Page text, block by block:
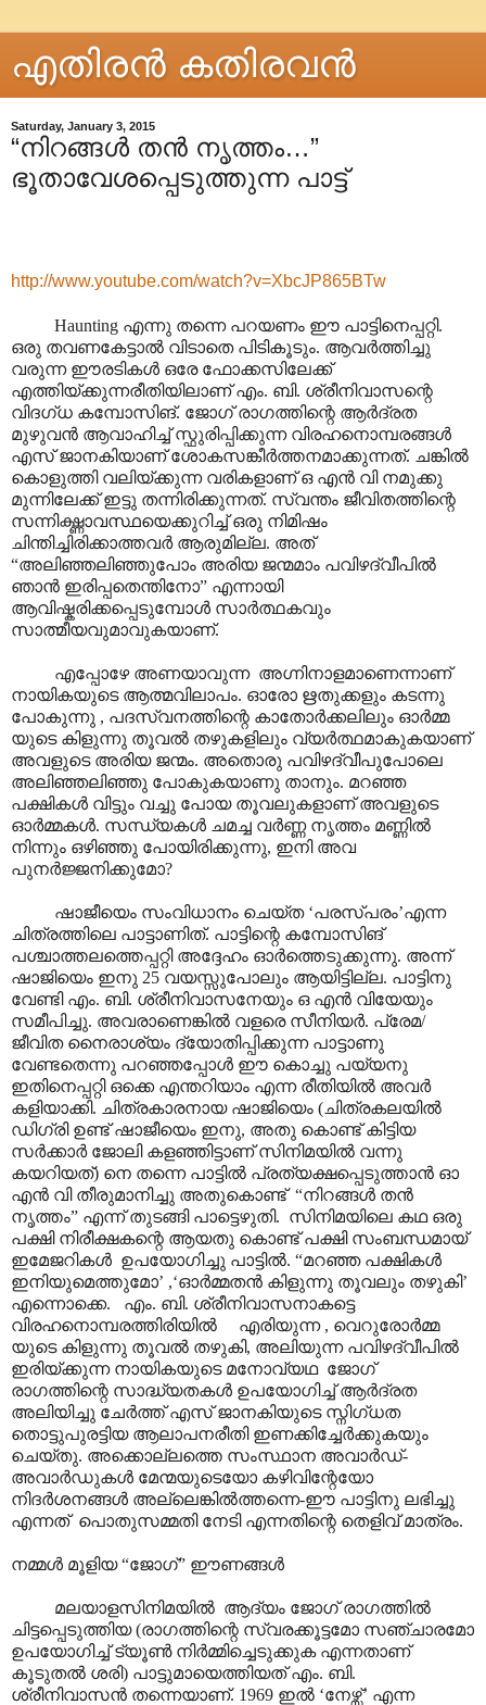
എതിരന്‍ കതിരവന്‍
Saturday, January 3, 2015
“നിറങ്ങൾ തൻ നൃത്തം…”
ഭൂതാവേശപ്പെടുത്തുന്ന പാട്ട്
http://www.youtube.com/watch?v=XbcJP865BTw
Haunting എന്നു തന്നെ പറയണം ഈ പാട്ടിനെപ്പറ്റി.
ഒരു തവണകേട്ടാൽ വിടാതെ പിടികൂടും. ആവർത്തിച്ചു
വരുന്ന ഈരടികൾ ഒരേ ഫോക്കസിലേക്ക്
എത്തിയ്ക്കുന്നരീതിയിലാണ് എം. ബി. ശ്രീനിവാസന്റെ
വിദഗ്ധ കമ്പോസിങ്. ജോഗ് രാഗത്തിന്റെ ആർദ്രത
മുഴുവൻ ആവാഹിച്ച് സ്ഫുരിപ്പിക്കുന്ന വിരഹനൊമ്പരങ്ങൾ
എസ് ജാനകിയാണ് ശോകസങ്കീർത്തനമാക്കുന്നത്. ചങ്കിൽ
കൊളുത്തി വലിയ്ക്കുന്ന വരികളാണ് ഒ എൻ വി നമുക്കു
മുന്നിലേക്ക് ഇട്ടു തന്നിരിക്കുന്നത്. സ്വന്തം ജീവിതത്തിന്റെ
സന്നിഗ്ദ്ധാവസ്ഥയെക്കുറിച്ച് ഒരു നിമിഷം
ചിന്തിച്ചിരിക്കാത്തവർ ആരുമില്ല. അത്
“അലിഞ്ഞലിഞ്ഞുപോം അരിയ ജന്മമാം പവിഴദ്വീപിൽ
ഞാൻ ഇരിപ്പതെന്തിനോ” എന്നായി
ആവിഷ്കരിക്കപ്പെടുമ്പോൾ സാർത്ഥകവും
സാത്മീയവുമാവുകയാണ്.
എപ്പോഴേ അണയാവുന്ന അഗ്നിനാളമാണെന്നാണ്
നായികയുടെ ആത്മവിലാപം. ഓരോ ഋതുക്കളും കടന്നു
പോകുന്നു , പദസ്വനത്തിന്റെ കാതോർക്കലിലും ഓർമ്മ
യുടെ കിളുന്നു തൂവൽ തഴുകളിലും വ്യർത്ഥമാകുകയാണ്
അവളുടെ അരിയ ജന്മം. അതൊരു പവിഴദ്വീപുപോലെ
അലിഞ്ഞലിഞ്ഞു പോകുകയാണു താനും. മറഞ്ഞ
പക്ഷികൾ വിട്ടും വച്ചു പോയ തൂവലുകളാണ് അവളുടെ
ഓർമ്മകൾ. സന്ധ്യകൾ ചമച്ച വർണ്ണ നൃത്തം മണ്ണിൽ
നിന്നും ഒഴിഞ്ഞു പോയിരിക്കുന്നു, ഇനി അവ
പുനർജ്ജനിക്കുമോ?
ഷാജീയെം സംവിധാനം ചെയ്ത ‘പരസ്പരം’എന്ന
ചിത്രത്തിലെ പാട്ടാ‍ണിത്. പാട്ടിന്റെ കമ്പോസിങ്
പശ്ചാത്തലത്തെപ്പറ്റി അദ്ദേഹം ഓർത്തെടുക്കുന്നു. അന്ന്
ഷാജിയെം ഇനു 25 വയസ്സുപോലും ആയിട്ടില്ല. പാട്ടിനു
വേണ്ടി എം. ബി. ശ്രീനിവാസനേയും ഒ എൻ വിയേയും
സമീപിച്ചു. അവരാണെങ്കിൽ വളരെ സീനിയർ. പ്രേമ/
ജീവിത നൈരാശ്യം ദ്യോതിപ്പിക്കുന്ന പാട്ടാണു
വേണ്ടതെന്നു പറഞ്ഞപ്പോൾ ഈ കൊച്ചു പയ്യനു
ഇതിനെപ്പറ്റി ഒക്കെ എന്തറിയാം എന്ന രീതിയിൽ അവർ
കളിയാക്കി. ചിത്രകാരനായ ഷാജിയെം (ചിത്രകലയിൽ
ഡിഗ്രി ഉണ്ട് ഷാജീയെം ഇനു, അതു കൊണ്ട് കിട്ടിയ
സർക്കാർ ജോലി കളഞ്ഞിട്ടാണ് സിനിമയിൽ വന്നു
കയറിയത്) നെ തന്നെ പാട്ടിൽ പ്രത്യക്ഷപ്പെടുത്താൻ ഓ
എൻ വി തീരുമാനിച്ചു അതുകൊണ്ട് “നിറങ്ങൾ തൻ
നൃത്തം” എന്ന് തുടങ്ങി പാട്ടെഴുതി. സിനിമയിലെ കഥ ഒരു
പക്ഷി നിരീക്ഷകന്റെ ആയതു കൊണ്ട് പക്ഷി സംബന്ധമായ്
ഇമേജറികൾ ഉപയോഗിച്ചു പാട്ടിൽ. “മറഞ്ഞ പക്ഷികൾ
ഇനിയുമെത്തുമോ’ ,‘ഓർമ്മതൻ കിളുന്നു തൂവലും തഴുകി’
എന്നൊക്കെ. എം. ബി. ശ്രീനിവാസനാകട്ടെ
വിരഹനൊമ്പരത്തിരിയിൽ എരിയുന്ന , വെറുരോർമ്മ
യുടെ കിളുന്നു തൂവൽ തഴുകി, അലിയുന്ന പവിഴദ്വീപിൽ
ഇരിയ്ക്കുന്ന നായികയുടെ മനോവ്യഥ ജോഗ്
രാഗത്തിന്റെ സാദ്ധ്യതകൾ ഉപയോഗിച്ച് ആർദ്രത
അലിയിച്ചു ചേർത്ത് എസ് ജാനകിയുടെ സ്നിഗ്ധത
തൊട്ടുപുരട്ടിയ ആലാപനരീതി ഇണക്കിച്ചേർക്കുകയും
ചെയ്തു. അക്കൊല്ലത്തെ സംസ്ഥാന അവാർഡ്-
അവാർഡുകൾ മേന്മയുടെയോ കഴിവിന്റേയോ
നിദർശനങ്ങൾ അല്ലെങ്കിൽത്തന്നെ-ഈ പാട്ടിനു ലഭിച്ചു
എന്നത് പൊതുസമ്മതി നേടി എന്നതിന്റെ തെളിവ് മാത്രം.
നമ്മൾ മൂളിയ “ജോഗ്” ഈണങ്ങൾ
മലയാളസിനിമയിൽ ആദ്യം ജോഗ് രാഗത്തിൽ
ചിട്ടപ്പെടുത്തിയ (രാഗത്തിന്റെ സ്വരക്കൂട്ടമോ സഞ്ചാരമോ
ഉപയോഗിച്ച് ട്യൂൺ നിർമ്മിച്ചെടുക്കുക എന്നതാണ്
കൂടുതൽ ശരി) പാട്ടുമായെത്തിയത് എം. ബി.
ശ്രീനിവാസൻ തന്നെയാണ്. 1969 ഇൽ ‘നേഴ്സ്’ എന്ന